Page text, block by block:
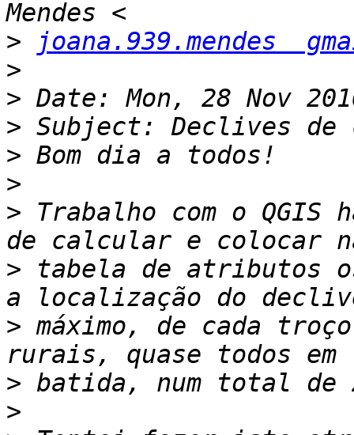
>
joana.939.mendes
>
>
>
>
>
> Trabalho com o
> tabela de atributos
> máximo, de cada
>
>